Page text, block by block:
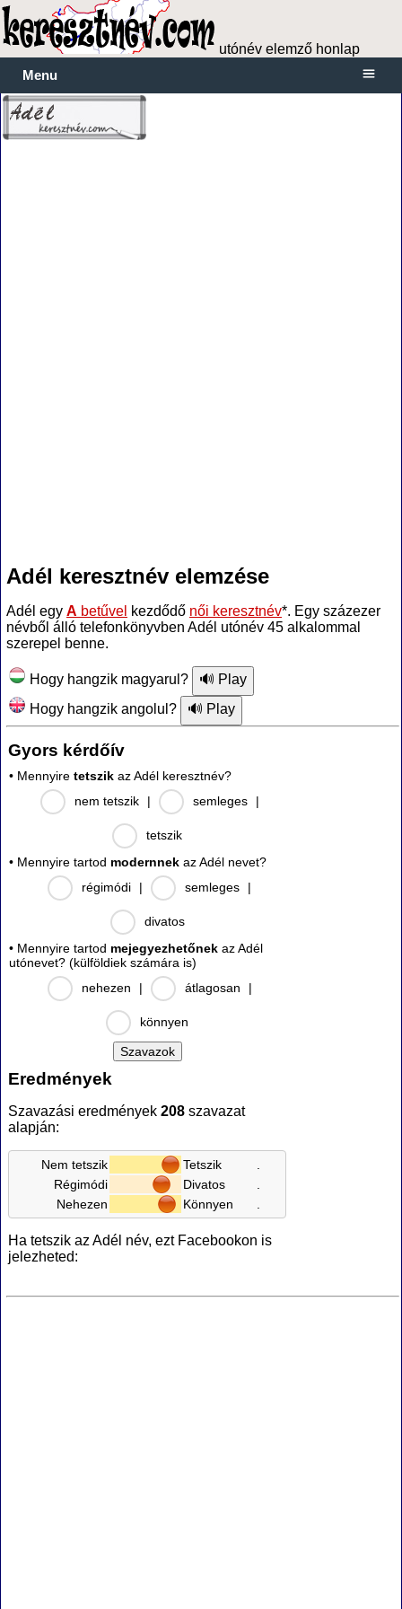
utónév elemző honlap
Menu
Adél keresztnév elemzése
Adél egy A betűvel kezdődő női keresztnév*. Egy százezer
névből álló telefonkönyvben Adél utónév 45 alkalommal
szerepel benne.
Hogy hangzik magyarul?
Hogy hangzik angolul?
Gyors kérdőív
• Mennyire tetszik az Adél keresztnév?
nem tetszik
| semleges |
tetszik
• Mennyire tartod modernnek az Adél nevet?
régimódi
| semleges |
divatos
• Mennyire tartod mejegyezhetőnek az Adél
utónevet? (külföldiek számára is)
nehezen
| átlagosan |
könnyen
Eredmények
Szavazási eredmények 208 szavazat
alapján:
Nem tetszik Tetszik
Régimódi
Divatos
Nehezen
Könnyen
Ha tetszik az Adél név, ezt Facebookon is
jelezheted: